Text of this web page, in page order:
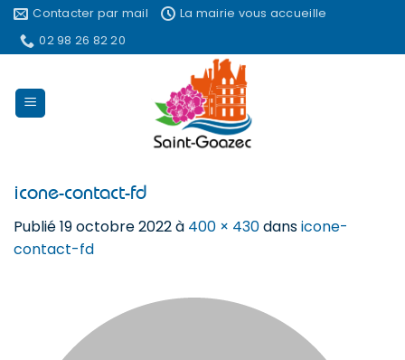
Passer
contenu
Contacter par mail
La mairie vous accueille
02 98 26 82 20
icone-contact-fd
Publié19 octobre 2022à 400 × 430dansicone-
contact-fd